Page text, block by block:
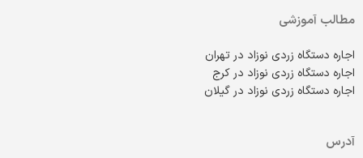
مطالب آموزشی
اجاره دستگاه زردی نوزاد در تهران
اجاره دستگاه زردی نوزاد در کرج
اجاره دستگاه زردی نوزاد در گیلان
آدرس